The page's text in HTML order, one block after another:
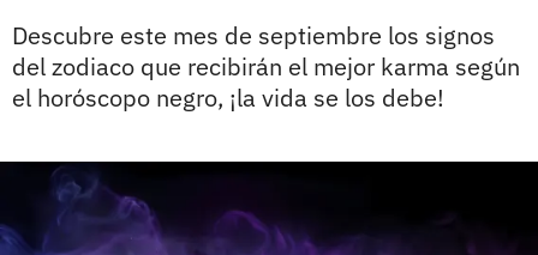
Descubre este mes de septiembre los signos
del zodiaco que recibirán el mejor karma según
el horóscopo negro, ¡la vida se los debe!